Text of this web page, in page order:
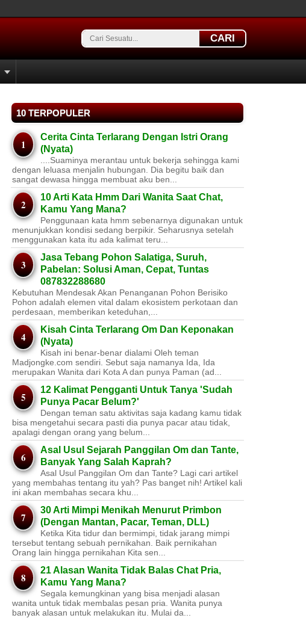
CARI
10 TERPOPULER
Cerita Cinta Terlarang Dengan Istri Orang
(Nyata)
....Suaminya merantau untuk bekerja sehingga kami
dengan leluasa menjalin hubungan. Dia begitu baik dan
sangat dewasa hingga membuat aku ben...
10 Arti Kata Hmm Dari Wanita Saat Chat,
Kamu Yang Mana?
Penggunaan kata hmm sebenarnya digunakan untuk
menunjukkan kondisi sedang berpikir. Seharusnya setelah
menggunakan kata itu ada kalimat teru...
Jasa Tebang Pohon Salatiga, Suruh,
Pabelan: Solusi Aman, Cepat, Tuntas
087832288680
Kebutuhan Mendesak Akan Penanganan Pohon Berisiko ​
Pohon adalah elemen vital dalam ekosistem perkotaan dan
perdesaan, memberikan keteduhan,...
Kisah Cinta Terlarang Om Dan Keponakan
(Nyata)
Kisah ini benar-benar dialami Oleh teman
Madjongke.com sendiri. Sebut saja namanya Ida, Ida
merupakan Wanita dari Kota A dan punya Paman (ad...
12 Kalimat Pengganti Untuk Tanya 'Sudah
Punya Pacar Belum?'
Dengan teman satu aktivitas saja kadang kamu tidak
bisa mengetahui secara pasti dia punya pacar atau tidak,
apalagi dengan orang yang belum...
Asal Usul Sejarah Panggilan Om dan Tante,
Banyak Yang Salah Kaprah?
Asal Usul Panggilan Om dan Tante? Lagi cari artikel
yang membahas tentang itu yah? Pas banget nih! Artikel kali
ini akan membahas secara khu...
30 Arti Mimpi Menikah Menurut Primbon
(Dengan Mantan, Pacar, Teman, DLL)
Ketika Kita tidur dan bermimpi, tidak jarang mimpi
tersebut tentang sebuah pernikahan. Baik pernikahan
Orang lain hingga pernikahan Kita sen...
21 Alasan Wanita Tidak Balas Chat Pria,
Kamu Yang Mana?
Segala kemungkinan yang bisa menjadi alasan
wanita untuk tidak membalas pesan pria. Wanita punya
banyak alasan untuk melakukan itu. Mulai da...